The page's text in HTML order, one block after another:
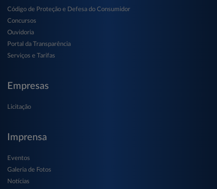
Código de Proteção e Defesa do Consumidor
Concursos
Ouvidoria
Portal da Transparência
Serviços e Tarifas
Empresas
Licitação
Imprensa
Eventos
Galeria de Fotos
Notícias